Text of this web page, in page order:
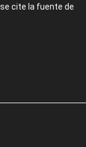
cite la fuente de